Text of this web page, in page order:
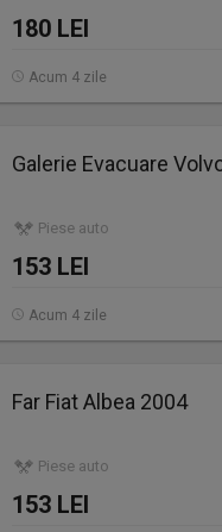
180 LEI
Acum 4 zile
Galerie Evacuare
Piese auto
153 LEI
Acum 4 zile
Far Fiat Albea 2004
Piese auto
153 LEI